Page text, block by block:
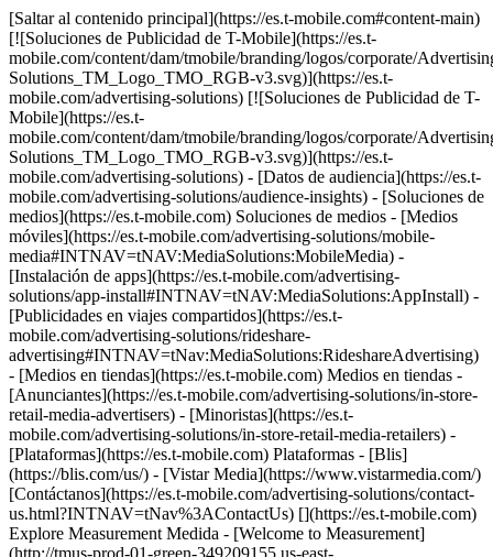
[Saltar al contenido principal](https://es.t-mobile.com#content-main)
[![Soluciones de Publicidad de T-Mobile](https://es.t-
mobile.com/content/dam/tmobile/branding/logos/corporate/
Solutions_TM_Logo_TMO_RGB-v3.svg)](https://es.t-
mobile.com/advertising-solutions) [![Soluciones de Publicidad de T-
Mobile](https://es.t-
mobile.com/content/dam/tmobile/branding/logos/corporate/
Solutions_TM_Logo_TMO_RGB-v3.svg)](https://es.t-
mobile.com/advertising-solutions) - [Datos de audiencia](https://es.t-
mobile.com/advertising-solutions/audience-insights) - [Soluciones de
medios](https://es.t-mobile.com) Soluciones de medios - [Medios
móviles](https://es.t-mobile.com/advertising-solutions/mobile-
media#INTNAV=tNAV:MediaSolutions:MobileMedia) -
[Instalación de apps](https://es.t-mobile.com/advertising-
solutions/app-install#INTNAV=tNAV:MediaSolutions:AppInstall) -
[Publicidades en viajes compartidos](https://es.t-
mobile.com/advertising-solutions/rideshare-
advertising#INTNAV=tNav:MediaSolutions:RideshareAdvertising)
- [Medios en tiendas](https://es.t-mobile.com) Medios en tiendas -
[Anunciantes](https://es.t-mobile.com/advertising-solutions/in-store-
retail-media-advertisers) - [Minoristas](https://es.t-
mobile.com/advertising-solutions/in-store-retail-media-retailers) -
[Plataformas](https://es.t-mobile.com) Plataformas - [Blis]
(https://blis.com/us/) - [Vistar Media](https://www.vistarmedia.com/)
[Contáctanos](https://es.t-mobile.com/advertising-solutions/contact-
us.html?INTNAV=tNav%3AContactUs) [](https://es.t-mobile.com)
Explore Measurement Medida - [Welcome to Measurement]
(http://tmus-prod-01-green-349209155.us-east-